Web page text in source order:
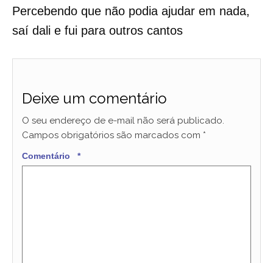
Percebendo que não podia ajudar em nada,
saí dali e fui para outros cantos
Deixe um comentário
O seu endereço de e-mail não será publicado.
Campos obrigatórios são marcados com *
Comentário*